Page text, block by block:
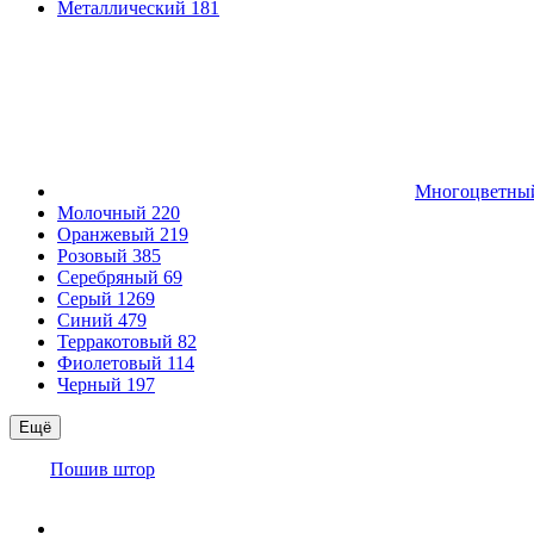
Металлический 181
Молочный 220
Оранжевый 219
Розовый 385
Серебряный 69
Серый 1269
Синий 479
Терракотовый 82
Фиолетовый 114
Черный 197
Ещё
Пошив штор